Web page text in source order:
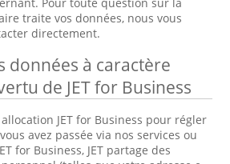
traite vos données, nous vous
directement.
données à caractère
de JET for Business
JET for Business pour régler
avez passée via nos services ou
for Business, JET partage des